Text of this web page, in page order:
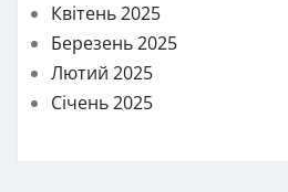
Квітень 2025
Березень 2025
Лютий 2025
Січень 2025